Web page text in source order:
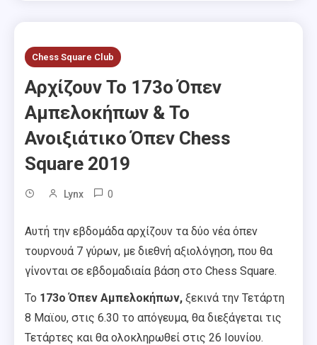
Chess Square Club
Aρχίζουν Το 173ο Όπεν
Αμπελοκήπων & Το
Ανοιξιάτικο Όπεν Chess
Square 2019
Lynx 0
Αυτή την εβδομάδα αρχίζουν τα δύο νέα όπεν
τουρνουά 7 γύρων, με διεθνή αξιολόγηση, που θα
γίνονται σε εβδομαδιαία βάση στο Chess Square.
Το 173ο Όπεν Αμπελοκήπων, ξεκινά την Τετάρτη
8 Μαϊου, στις 6.30 το απόγευμα, θα διεξάγεται τις
Τετάρτες και θα ολοκληρωθεί στις 26 Ιουνίου.